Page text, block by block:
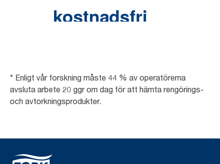
* Enligt vår forskning måste 44 % av operatörerna
avsluta arbete 20 ggr om dag för att hämta rengörings-
och avtorkningsprodukter.